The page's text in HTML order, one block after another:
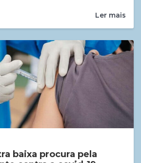
Ler mais
baixa procura pela